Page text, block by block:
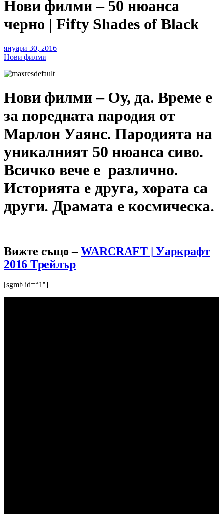
Нови филми – 50 нюанса
черно | Fifty Shades of Black
януари 30, 2016
Нови филми
Нови филми – Оу, да. Време е
за поредната пародия от
Марлон Уаянс. Пародията на
уникалният 50 нюанса сиво.
Всичко вече е различно.
Историята е друга, хората са
други. Драмата е космическа.
Вижте също –WARCRAFT | Уаркрафт
2016 Трейлър
[sgmb id=“1″]